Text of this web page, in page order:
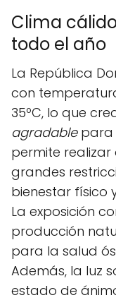
Clima
todo el año
La República
con
35ºC, lo que
agradablepara
permite realizar
grandes
bienestar físico
La exposición
producción
para la salud
Además, la luz
estado de